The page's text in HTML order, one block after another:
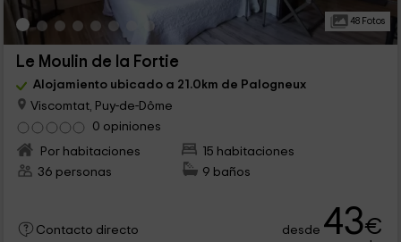
48 Fotos
Le Moulin de la Fortie
Alojamiento ubicado a 21.0km de Palogneux
Viscomtat, Puy-de-Dôme
0 opiniones
Por habitaciones
15 habitaciones
36 personas
9 baños
Contacto directo
desde 43€